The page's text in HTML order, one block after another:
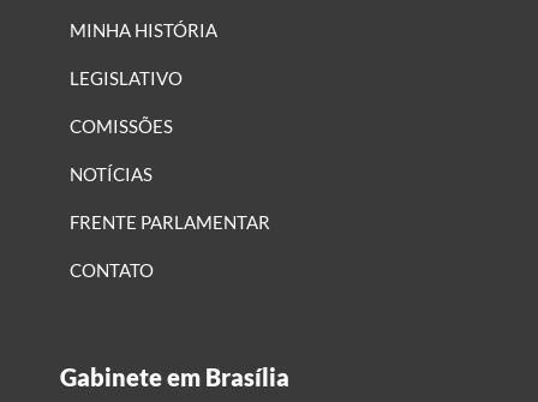
MINHA HISTÓRIA
LEGISLATIVO
COMISSÕES
NOTÍCIAS
FRENTE PARLAMENTAR
CONTATO
Gabinete em Brasília